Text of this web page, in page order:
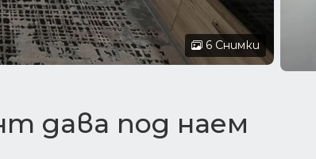
6 Снимки
дава под наем